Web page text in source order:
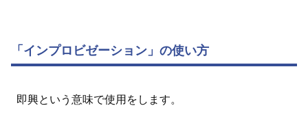
「インプロビゼーション」の使い方
即興という意味で使用をします。